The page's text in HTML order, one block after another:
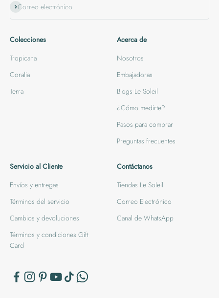
Correo electrónico
Suscribirse
Colecciones
Tropicana
Coralia
Terra
Acerca de
Nosotros
Embajadoras
Blogs Le Soleil
¿Cómo medirte?
Pasos para comprar
Preguntas frecuentes
Servicio al Cliente
Envíos y entregas
Términos del servicio
Cambios y devoluciones
Términos y condiciones Gift
Card
Contáctanos
Tiendas Le Soleil
Correo Electrónico
Canal de WhatsApp